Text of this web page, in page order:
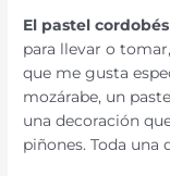
El pastel
para llevar o
que me gusta
mozárabe, un
una decoración
piñones. Toda una